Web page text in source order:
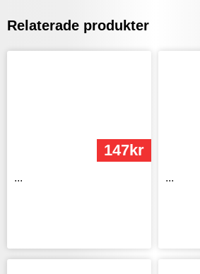
Relaterade produkter
147kr
... ...